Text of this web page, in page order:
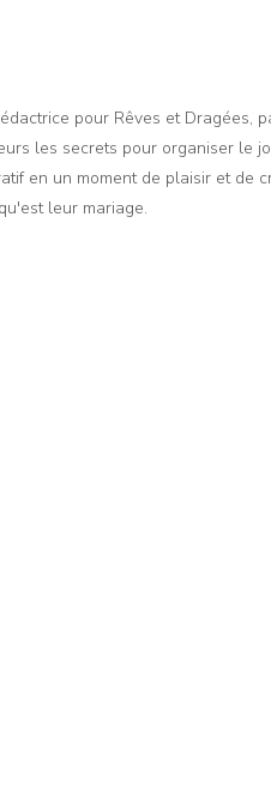
pour Rêves et Dragées,
les secrets pour organiser le
en un moment de plaisir et de
leur mariage.